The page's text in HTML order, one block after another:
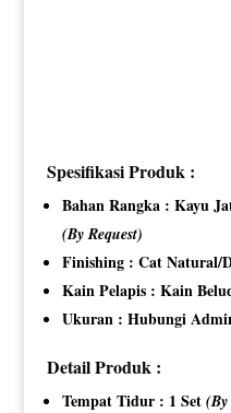
Spesifikasi Produk :
Bahan Rangka : Kayu
(By Request)
Finishing : Cat Natural/
Kain Pelapis : Kain
Ukuran : Hubungi
Detail Produk :
Tempat Tidur : 1 Set (By